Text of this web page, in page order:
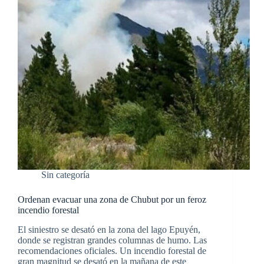
Sin categoría
Ordenan evacuar una zona de Chubut por un feroz
incendio forestal
El siniestro se desató en la zona del lago Epuyén,
donde se registran grandes columnas de humo. Las
recomendaciones oficiales. Un incendio forestal de
gran magnitud se desató en la mañana de este